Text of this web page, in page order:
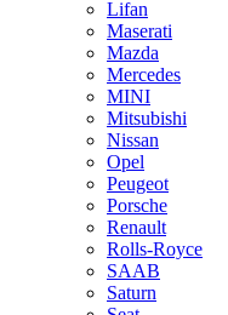
Lifan
Maserati
Mazda
Mercedes
MINI
Mitsubishi
Nissan
Opel
Peugeot
Porsche
Renault
Rolls-Royce
SAAB
Saturn